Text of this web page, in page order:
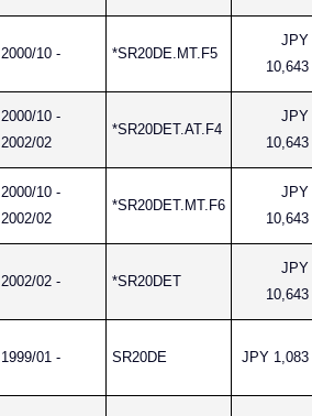
2000/10 - *SR20DE.MT.F5
JPY
10,643
2000/10 -
2002/02
*SR20DET.AT.F4
JPY
10,643
2000/10 -
2002/02
*SR20DET.MT.F6
JPY
10,643
2002/02 - *SR20DET
JPY
10,643
1999/01 - SR20DE JPY 1,083